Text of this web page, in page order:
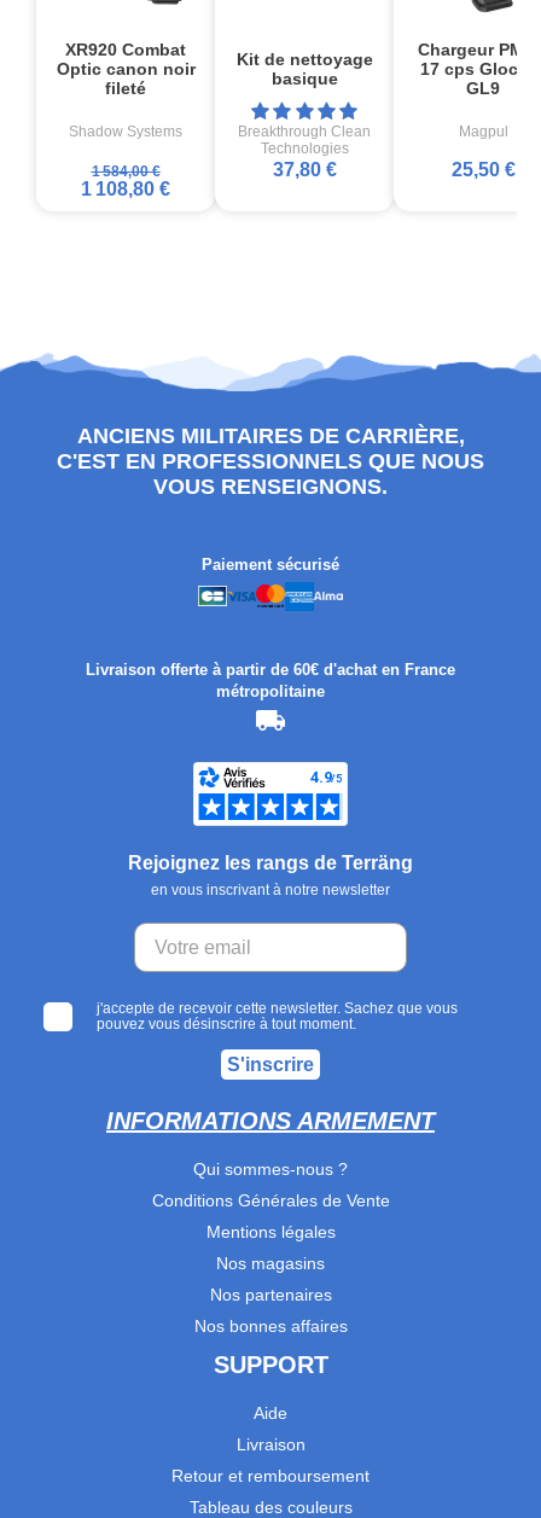
XR920 Combat
Optic canon noir
fileté
Shadow Systems
1 584,00 €
1 108,80 €
Kit de nettoyage
basique
Breakthrough Clean
Technologies
37,80 €
Chargeur
17 cps
GL9
Magpul
25,50 €
ANCIENS MILITAIRES DE CARRIÈRE,
C'EST EN PROFESSIONNELS QUE NOUS
VOUS RENSEIGNONS.
Paiement sécurisé
Livraison offerte à partir de 60€ d'achat en France
métropolitaine
Rejoignez les rangs de Terräng
en vous inscrivant à notre newsletter
j'accepte de recevoir cette newsletter. Sachez que vous
pouvez vous désinscrire à tout moment.
S'inscrire
INFORMATIONS ARMEMENT
Qui sommes-nous ?
Conditions Générales de Vente
Mentions légales
Nos magasins
Nos partenaires
Nos bonnes affaires
SUPPORT
Aide
Livraison
Retour et remboursement
Tableau des couleurs